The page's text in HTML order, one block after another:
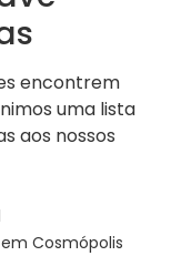
encontrem
uma lista
aos nossos
Cosmópolis